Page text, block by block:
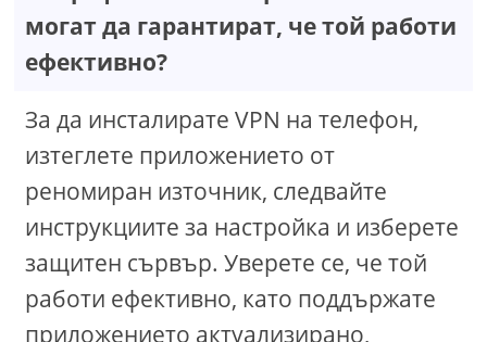
могат да гарантират, че той работи
ефективно?
За да инсталирате VPN на телефон,
изтеглете приложението от
реномиран източник, следвайте
инструкциите за настройка и изберете
защитен сървър. Уверете се, че той
работи ефективно, като поддържате
приложението актуализирано,